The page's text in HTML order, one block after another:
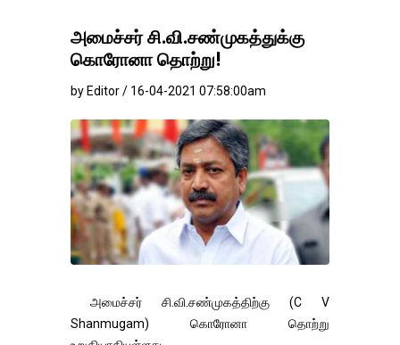
அமைச்சர் சி.வி.சண்முகத்துக்கு
கொரோனா தொற்று!
by Editor / 16-04-2021 07:58:00am
அமைச்சர் சி.வி.சண்முகத்திற்கு (C V
Shanmugam) கொரோனா தொற்று